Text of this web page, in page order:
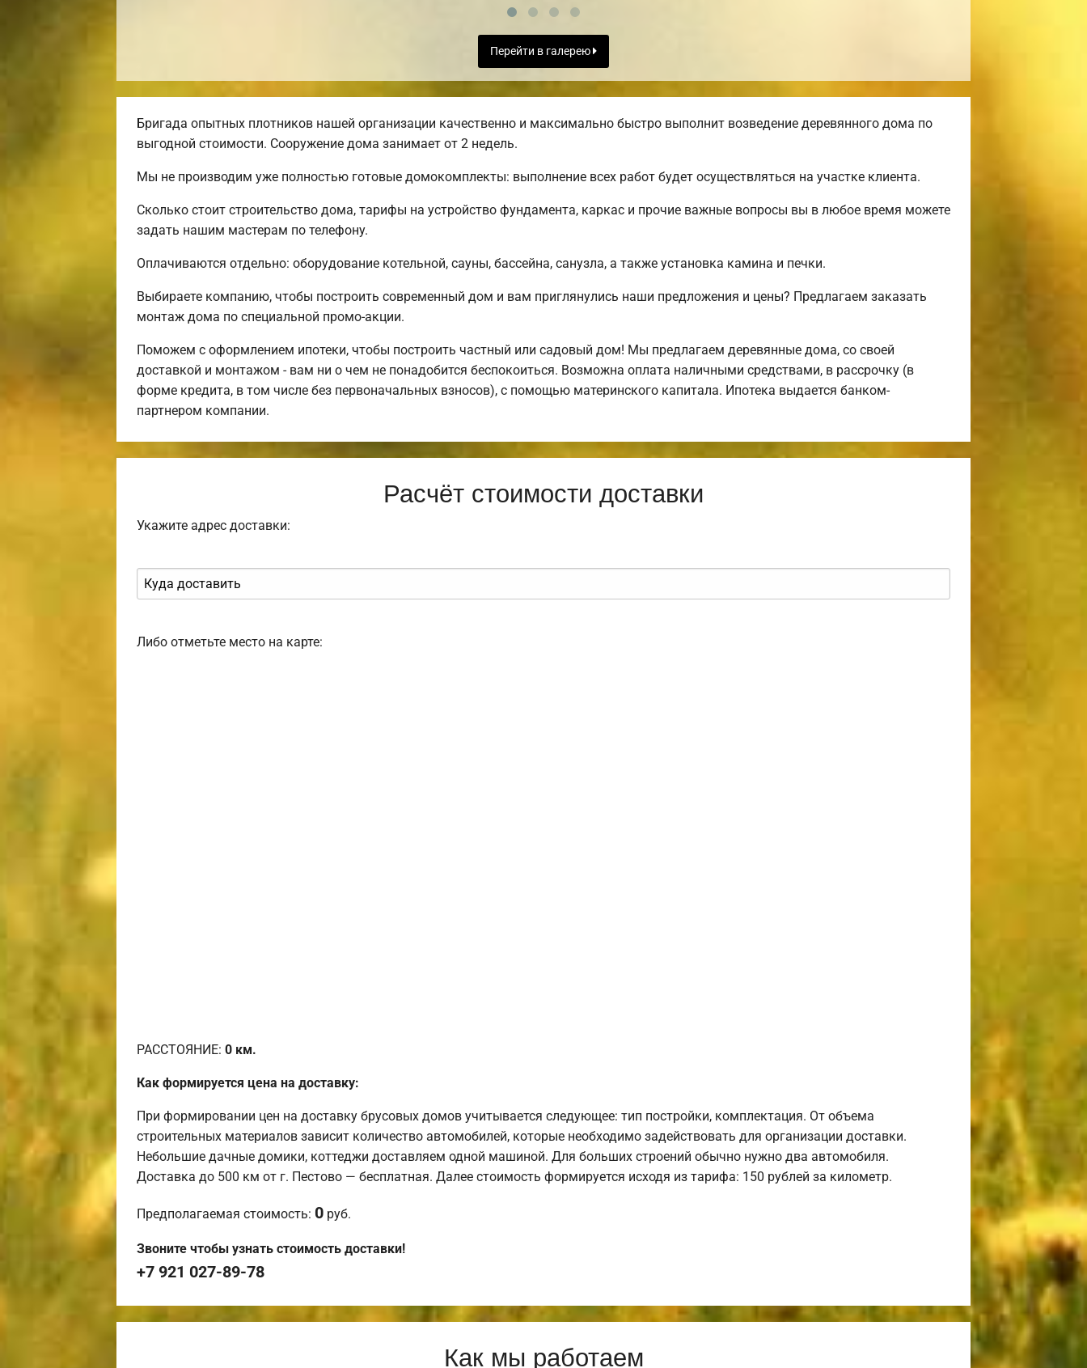
Перейти в галерею
Бригада опытных плотников нашей организации качественно и максимально быстро выполнит возведение деревянного дома по
выгодной стоимости. Сооружение дома занимает от 2 недель.
Мы не производим уже полностью готовые домокомплекты: выполнение всех работ будет осуществляться на участке клиента.
Сколько стоит строительство дома, тарифы на устройство фундамента, каркас и прочие важные вопросы вы в любое время можете
задать нашим мастерам по телефону.
Оплачиваются отдельно: оборудование котельной, сауны, бассейна, санузла, а также установка камина и печки.
Выбираете компанию, чтобы построить современный дом и вам приглянулись наши предложения и цены? Предлагаем заказать
монтаж дома по специальной промо-акции.
Поможем с оформлением ипотеки, чтобы построить частный или садовый дом! Мы предлагаем деревянные дома, со своей
доставкой и монтажом - вам ни о чем не понадобится беспокоиться. Возможна оплата наличными средствами, в рассрочку (в
форме кредита, в том числе без первоначальных взносов), с помощью материнского капитала. Ипотека выдается банком-
партнером компании.
Расчёт стоимости доставки
Укажите адрес доставки:
Либо отметьте место на карте:
РАССТОЯНИЕ: 0 км.
Как формируется цена на доставку:
При формировании цен на доставку брусовых домов учитывается следующее: тип постройки, комплектация. От объема
строительных материалов зависит количество автомобилей, которые необходимо задействовать для организации доставки.
Небольшие дачные домики, коттеджи доставляем одной машиной. Для больших строений обычно нужно два автомобиля.
Доставка до 500 км от г. Пестово — бесплатная. Далее стоимость формируется исходя из тарифа: 150 рублей за километр.
Предполагаемая стоимость: 0 руб.
Звоните чтобы узнать стоимость доставки!
+7 921 027-89-78
Как мы работаем